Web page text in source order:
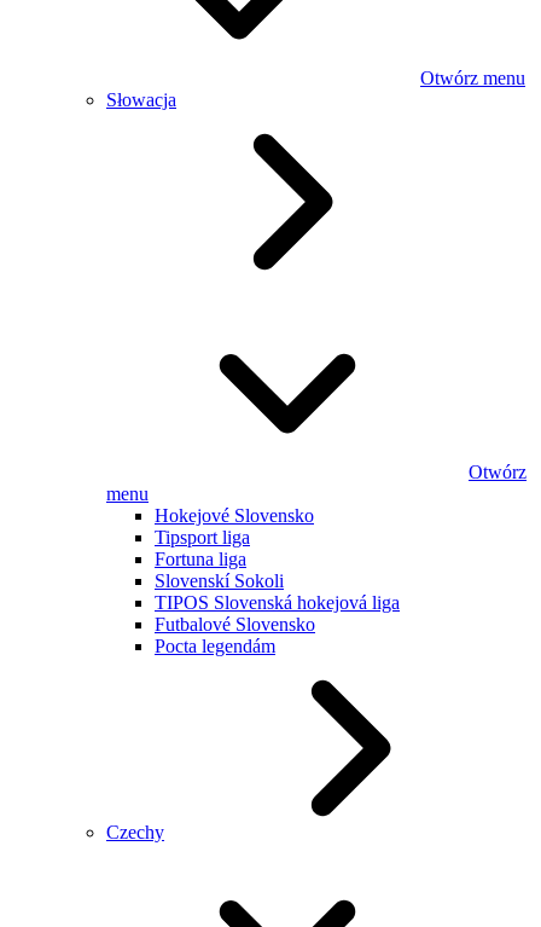
Otwórz menu
Słowacja
Otwórz
menu
Hokejové Slovensko
Tipsport liga
Fortuna liga
Slovenskí Sokoli
TIPOS Slovenská hokejová liga
Futbalové Slovensko
Pocta legendám
Czechy